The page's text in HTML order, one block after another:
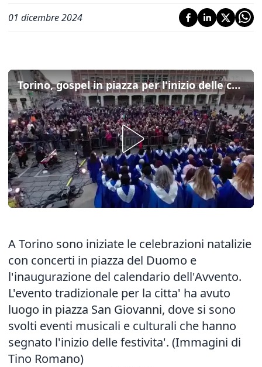
01 dicembre 2024
Torino, gospel in piazza per l'inizio delle celebrazioni natalizie
A Torino sono iniziate le celebrazioni natalizie
con concerti in piazza del Duomo e
l'inaugurazione del calendario dell'Avvento.
L'evento tradizionale per la citta' ha avuto
luogo in piazza San Giovanni, dove si sono
svolti eventi musicali e culturali che hanno
segnato l'inizio delle festivita'. (Immagini di
Tino Romano)